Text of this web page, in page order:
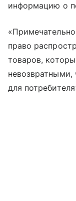
информацию о
право
товаров,
невозвратными,
для